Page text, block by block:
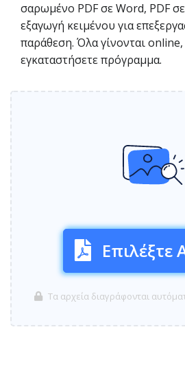
σαρωμένο PDF σε Word, PDF
εξαγωγή κειμένου για
παράθεση. Όλα γίνονται
εγκαταστήσετε πρόγραμμα.
Επιλέξτε
Τα αρχεία διαγράφονται